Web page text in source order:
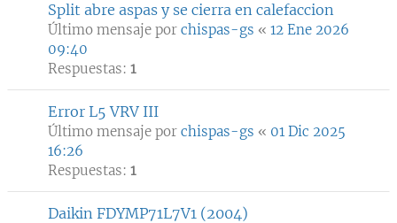
Split abre aspas y se cierra en calefaccion
Último mensaje por chispas-gs « 12 Ene 2026
09:40
Respuestas: 1
Error L5 VRV III
Último mensaje por chispas-gs « 01 Dic 2025
16:26
Respuestas: 1
Daikin FDYMP71L7V1 (2004)